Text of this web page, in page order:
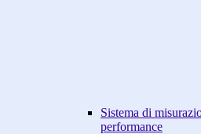
Sistema di
performance